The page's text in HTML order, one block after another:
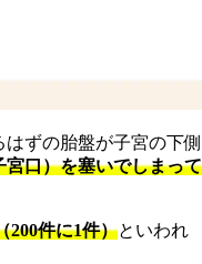
ずの胎盤が子宮の下側
口）を塞いでしまって
200件に1件）といわれ